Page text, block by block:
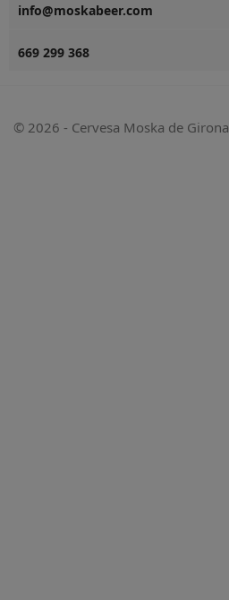
info@moskabeer.com
669 299 368
© 2026 - Cervesa Moska de Girona